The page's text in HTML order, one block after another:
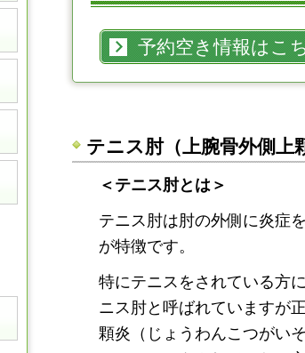
予約空き情報はこ
テニス肘（上腕骨外側上
＜テニス肘とは＞
テニス肘は肘の外側に炎症
が特徴です。
特にテニスをされている方
ニス肘と呼ばれていますが
顆炎（じょうわんこつがい